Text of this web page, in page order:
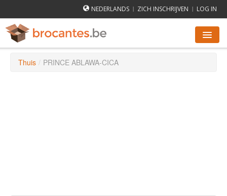
NEDERLANDS | ZICH INSCHRIJVEN | LOG IN
ROMMELMARKTEN AGENDA
Thuis / PRINCE ABLAWA-CICA